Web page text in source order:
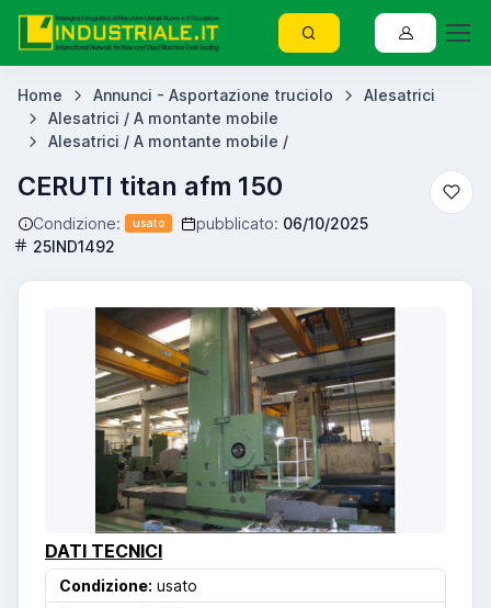
Home Annunci - Asportazione truciolo
Alesatrici
Alesatrici / A montante mobile
Alesatrici / A montante mobile /
CERUTI titan afm 150
Condizione: usato pubblicato: 06/10/2025
25IND1492
DATI TECNICI
Condizione: usato